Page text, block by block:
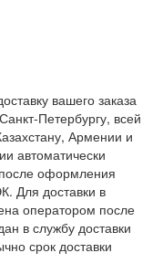
вашего заказа
Петербургу, всей
Армении и
автоматически
оформления
Для доставки в
оператором после
в службу доставки
срок доставки